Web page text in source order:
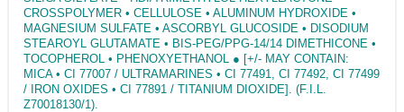
CROSSPOLYMER • CELLULOSE • ALUMINUM HYDROXIDE •
MAGNESIUM SULFATE • ASCORBYL GLUCOSIDE • DISODIUM
STEAROYL GLUTAMATE • BIS-PEG/PPG-14/14 DIMETHICONE •
TOCOPHEROL • PHENOXYETHANOL ● [+/- MAY CONTAIN:
MICA • CI 77007 / ULTRAMARINES • CI 77491, CI 77492, CI 77499
/ IRON OXIDES • CI 77891 / TITANIUM DIOXIDE]. (F.I.L.
Z70018130/1).